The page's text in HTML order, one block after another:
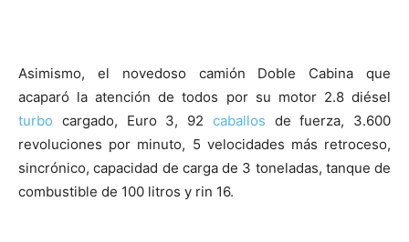
Asimismo, el novedoso camión Doble Cabina que
acaparó la atención de todos por su motor 2.8 diésel
turbo cargado, Euro 3, 92 caballos de fuerza, 3.600
revoluciones por minuto, 5 velocidades más retroceso,
sincrónico, capacidad de carga de 3 toneladas, tanque de
combustible de 100 litros y rin 16.